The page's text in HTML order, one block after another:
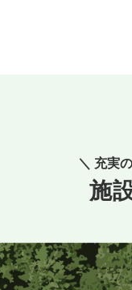
＼ 充実
施